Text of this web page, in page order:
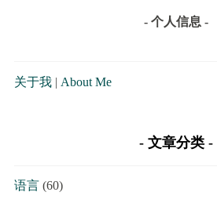
- 个人信息 -
关于我| About Me
文章分类
语言(60)